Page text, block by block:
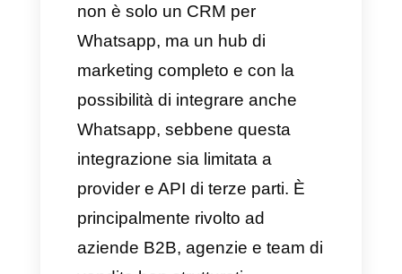
portare sia degli svantaggi che
dei vantaggi alla tua azienda.
Uno degli svantaggi è che
richiede una configurazione
tecnica e che può risultare
complesso per la maggior parte
degli utenti.